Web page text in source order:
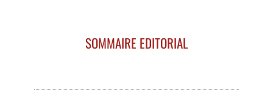
SOMMAIRE EDITORIAL